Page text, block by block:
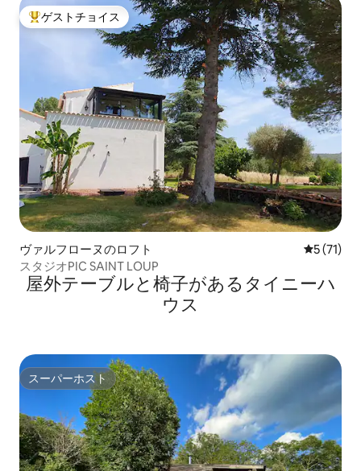
大好評のゲストチョイスです。
ゲストチョイス
ヴァルフローヌのロフト レビュー
5 (71)
スタジオPIC SAINT LOUP
屋外テーブルと椅子があるタイニーハ
ウス
スーパーホスト
スーパーホスト